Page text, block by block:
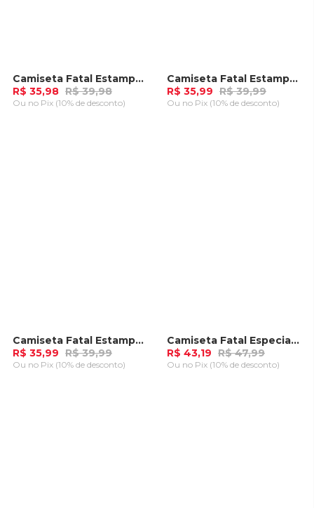
-10%
Camiseta Fatal Estampada Verde
R$ 35,98 R$ 39,98
Ou no Pix (10% de desconto)
-10%
Camiseta Fatal Estampada Bege
R$ 35,99 R$ 39,99
Ou no Pix (10% de desconto)
-10%
Camiseta Fatal Estampada Verde
R$ 35,99 R$ 39,99
Ou no Pix (10% de desconto)
-10%Camiseta Fatal Especial Off White
R$ 43,19 R$ 47,99
Ou no Pix (10% de desconto)